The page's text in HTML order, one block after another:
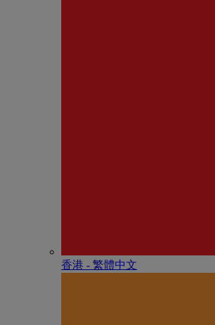
香港 - 繁體中文